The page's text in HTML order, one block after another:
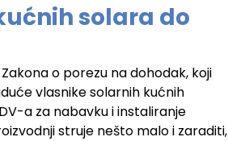
solara do
o porezu na dohodak, koji
vlasnike solarnih kućnih
a za nabavku i instaliranje
struje nešto malo i zaraditi,